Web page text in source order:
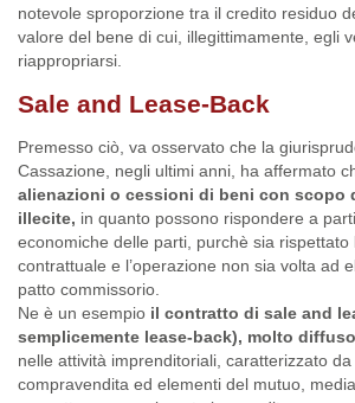
notevole sproporzione tra il credito residuo
valore del bene di cui, illegittimamente, egli
riappropriarsi.
Sale and Lease-Back
Premesso ciò, va osservato che la
Cassazione, negli ultimi anni, ha affermato
alienazioni o cessioni di beni con scopo
illecite, in quanto possono rispondere a
economiche delle parti, purchè sia rispettato
contrattuale e l’operazione non sia volta ad
patto commissorio.
Ne è un esempio il contratto di sale and
semplicemente lease-back), molto
nelle attività imprenditoriali, caratterizzato
compravendita ed elementi del mutuo,